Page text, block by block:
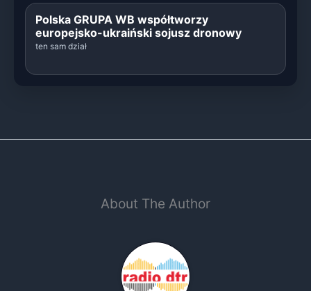
Polska GRUPA WB współtworzy
europejsko-ukraiński sojusz dronowy
ten sam dział
About The Author